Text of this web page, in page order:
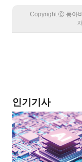
Copyright Ⓒ 동아
인기기사